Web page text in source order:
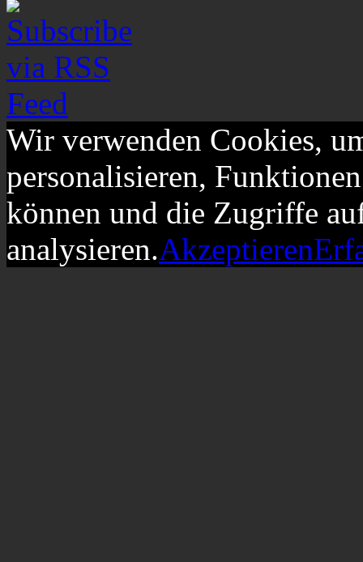
Wir verwenden Cookies,
personalisieren,
können und die Zugriffe
analysieren.Akzeptieren